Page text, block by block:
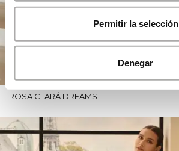
Permitir la selección
Denegar
ROSA CLARÁ DREAMS